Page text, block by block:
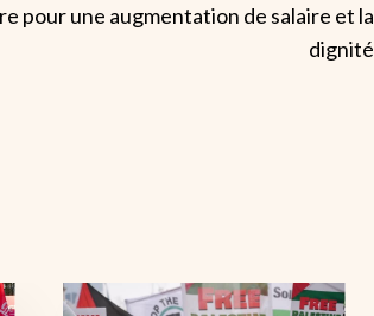
pour une augmentation de salaire et la
dignité